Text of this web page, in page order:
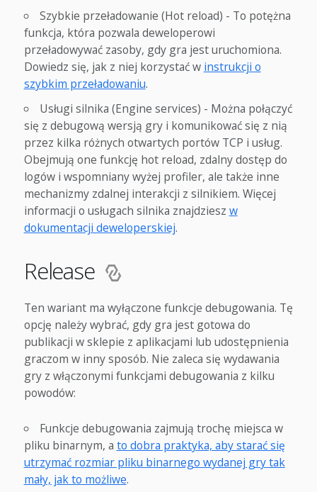
Szybkie przeładowanie (Hot reload) - To potężna
funkcja, która pozwala deweloperowi
przeładowywać zasoby, gdy gra jest uruchomiona.
Dowiedz się, jak z niej korzystać w instrukcji o
szybkim przeładowaniu.
Usługi silnika (Engine services) - Można połączyć
się z debugową wersją gry i komunikować się z nią
przez kilka różnych otwartych portów TCP i usług.
Obejmują one funkcję hot reload, zdalny dostęp do
logów i wspomniany wyżej profiler, ale także inne
mechanizmy zdalnej interakcji z silnikiem. Więcej
informacji o usługach silnika znajdziesz w
dokumentacji deweloperskiej.
Release
Ten wariant ma wyłączone funkcje debugowania. Tę
opcję należy wybrać, gdy gra jest gotowa do
publikacji w sklepie z aplikacjami lub udostępnienia
graczom w inny sposób. Nie zaleca się wydawania
gry z włączonymi funkcjami debugowania z kilku
powodów:
Funkcje debugowania zajmują trochę miejsca w
pliku binarnym, a to dobra praktyka, aby starać się
utrzymać rozmiar pliku binarnego wydanej gry tak
mały, jak to możliwe.